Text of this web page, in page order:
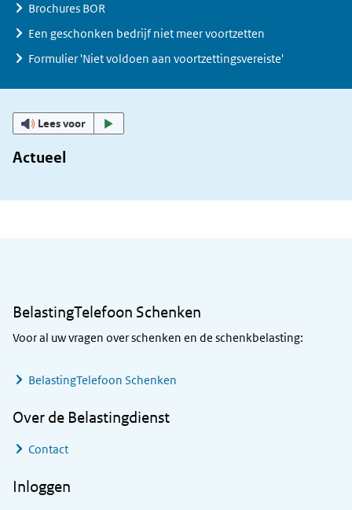
Brochures BOR
Een geschonken bedrijf niet meer voortzetten
Formulier 'Niet voldoen aan voortzettingsvereiste'
Lees voor
Actueel
BelastingTelefoon Schenken
Voor al uw vragen over schenken en de schenkbelasting:
BelastingTelefoon Schenken
Over de Belastingdienst
Contact
Inloggen